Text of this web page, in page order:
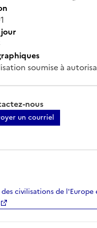
soumise à
nous
un courriel
des civilisations de l'Europe